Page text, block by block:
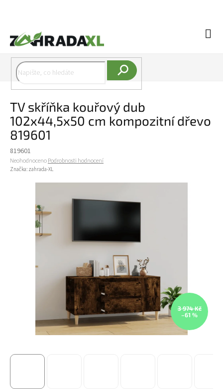
TV skříňka kouřový dub
102x44,5x50 cm kompozitní dřevo
819601
819601
Průměrné hodnocení produktu je 0,0 z 5 hvězdiček.
NeohodnocenoPodrobnosti hodnocení
Značka: zahrada-XL
3 974 Kč
–61 %